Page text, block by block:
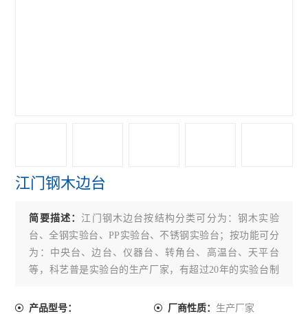
江门钢木边台
简要描述： 江门钢木边台按结构分类可分为：钢木实验
台、全钢实验台、PP实验台、不锈钢实验台；按功能可分
为：中央台、边台、仪器台、转角台、高温台、天平台
等，科艺普是实验台的生产厂家，有超过20年的实验台制
产品型号： 厂商性质： 生产厂家